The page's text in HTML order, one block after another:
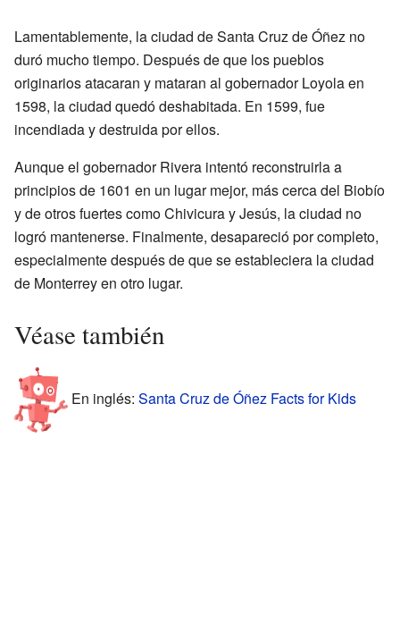
Lamentablemente, la ciudad de Santa Cruz de Óñez no
duró mucho tiempo. Después de que los pueblos
originarios atacaran y mataran al gobernador Loyola en
1598, la ciudad quedó deshabitada. En 1599, fue
incendiada y destruida por ellos.
Aunque el gobernador Rivera intentó reconstruirla a
principios de 1601 en un lugar mejor, más cerca del Biobío
y de otros fuertes como Chivicura y Jesús, la ciudad no
logró mantenerse. Finalmente, desapareció por completo,
especialmente después de que se estableciera la ciudad
de Monterrey en otro lugar.
Véase también
En inglés: Santa Cruz de Óñez Facts for Kids